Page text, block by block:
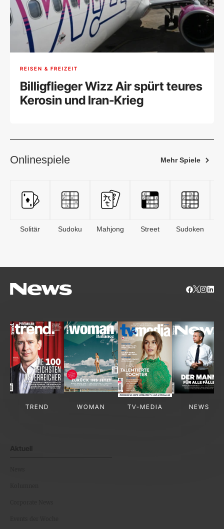
REISEN & FREIZEIT
Billigflieger Wizz Air spürt teures
Kerosin und Iran-Krieg
Onlinespiele Mehr Spiele
Solitär Sudoku Mahjong Street Sudoken
TREND WOMAN TV-MEDIA NEWS